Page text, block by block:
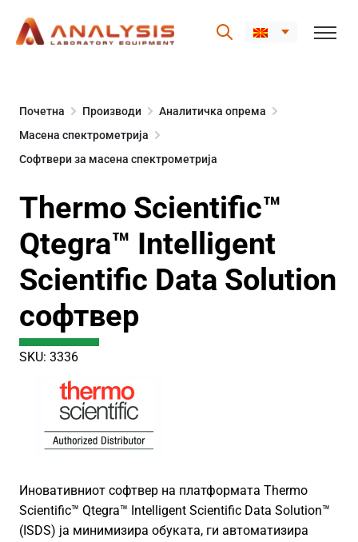
content
Почетна Производи
Аналитичка опрема
Масена спектрометрија
Софтвери за масена спектрометрија
Thermo Scientific™
Qtegra™ Intelligent
Scientific Data Solution
софтвер
SKU: 3336
Иновативниот софтвер на платформата Thermo
Scientific™ Qtegra™ Intelligent Scientific Data Solution™
(ISDS) ја минимизира обуката, ги автоматизира